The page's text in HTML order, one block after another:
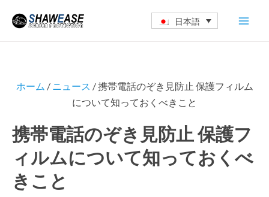
を
日本語
ホーム / ニュース / 携帯電話のぞき見防止 保護フィルム
について知っておくべきこと
携帯電話のぞき見防止 保護フ
ィルムについて知っておくべ
きこと